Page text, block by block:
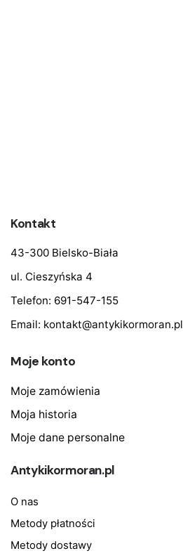
Kontakt
43-300 Bielsko-Biała
ul. Cieszyńska 4
Telefon: 691-547-155
Email: kontakt@antykikormoran.pl
Moje konto
Moje zamówienia
Moja historia
Moje dane personalne
Antykikormoran.pl
O nas
Metody płatności
Metody dostawy